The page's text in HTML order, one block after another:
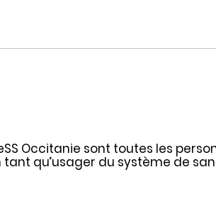
Occitanie sont toutes les
qu’usager du système de